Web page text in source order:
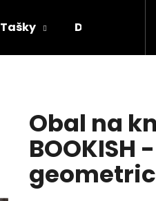
Tašky Doplňky
Obal na
BOOKISH